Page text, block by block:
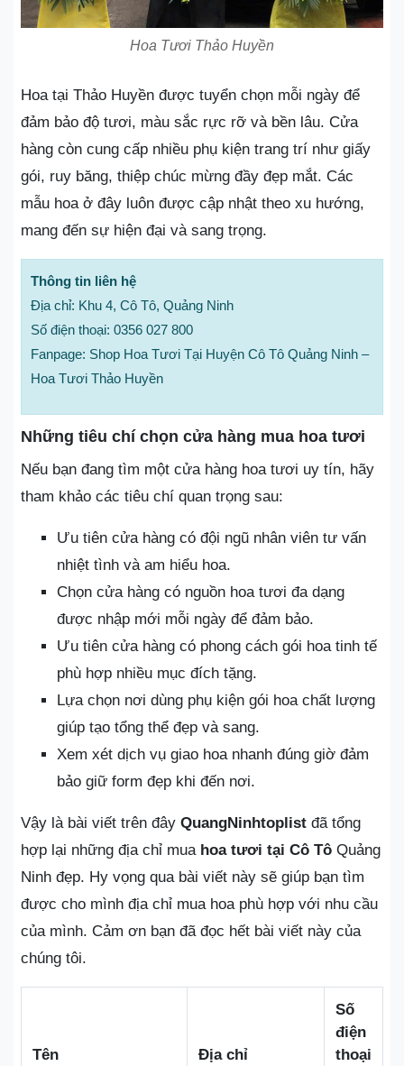
Hoa Tươi Thảo Huyền
Hoa tại Thảo Huyền được tuyển chọn mỗi ngày để
đảm bảo độ tươi, màu sắc rực rỡ và bền lâu. Cửa
hàng còn cung cấp nhiều phụ kiện trang trí như giấy
gói, ruy băng, thiệp chúc mừng đầy đẹp mắt. Các
mẫu hoa ở đây luôn được cập nhật theo xu hướng,
mang đến sự hiện đại và sang trọng.
Thông tin liên hệ
Địa chỉ: Khu 4, Cô Tô, Quảng Ninh
Số điện thoại: 0356 027 800
Fanpage: Shop Hoa Tươi Tại Huyện Cô Tô Quảng Ninh –
Hoa Tươi Thảo Huyền
Những tiêu chí chọn cửa hàng mua hoa tươi
Nếu bạn đang tìm một cửa hàng hoa tươi uy tín, hãy
tham khảo các tiêu chí quan trọng sau:
Ưu tiên cửa hàng có đội ngũ nhân viên tư vấn
nhiệt tình và am hiểu hoa.
Chọn cửa hàng có nguồn hoa tươi đa dạng
được nhập mới mỗi ngày để đảm bảo.
Ưu tiên cửa hàng có phong cách gói hoa tinh tế
phù hợp nhiều mục đích tặng.
Lựa chọn nơi dùng phụ kiện gói hoa chất lượng
giúp tạo tổng thể đẹp và sang.
Xem xét dịch vụ giao hoa nhanh đúng giờ đảm
bảo giữ form đẹp khi đến nơi.
Vậy là bài viết trên đây QuangNinhtoplist đã tổng
hợp lại những địa chỉ mua hoa tươi tại Cô Tô Quảng
Ninh đẹp. Hy vọng qua bài viết này sẽ giúp bạn tìm
được cho mình địa chỉ mua hoa phù hợp với nhu cầu
của mình. Cảm ơn bạn đã đọc hết bài viết này của
chúng tôi.
Tên Địa chỉ
Số
điện
thoại